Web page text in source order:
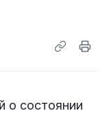
о состоянии